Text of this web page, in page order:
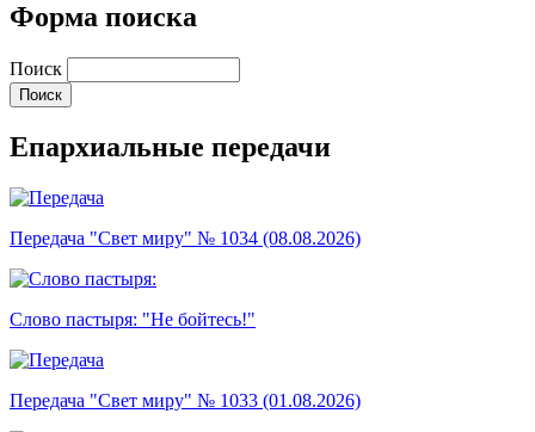
Форма поиска
Поиск
Епархиальные передачи
Передача "Свет миру" № 1034 (08.08.2026)
Слово пастыря: "Не бойтесь!"
Передача "Свет миру" № 1033 (01.08.2026)